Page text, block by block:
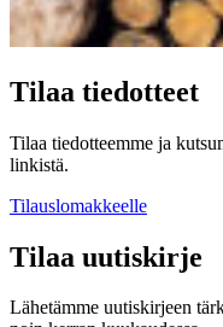
Tilaa tiedotteet
Tilaa tiedotteemme ja
linkistä.
Tilauslomakkeelle
Tilaa uutiskirje
Lähetämme uutiskirjeen